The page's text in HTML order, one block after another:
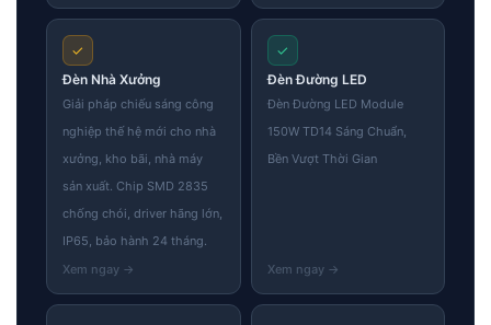
✓
Đèn Nhà Xưởng
Giải pháp chiếu sáng công
nghiệp thế hệ mới cho nhà
xưởng, kho bãi, nhà máy
sản xuất. Chip SMD 2835
chống chói, driver hãng lớn,
IP65, bảo hành 24 tháng.
✓
Đèn Đường LED
Đèn Đường LED Module
150W TD14 Sáng Chuẩn,
Bền Vượt Thời Gian